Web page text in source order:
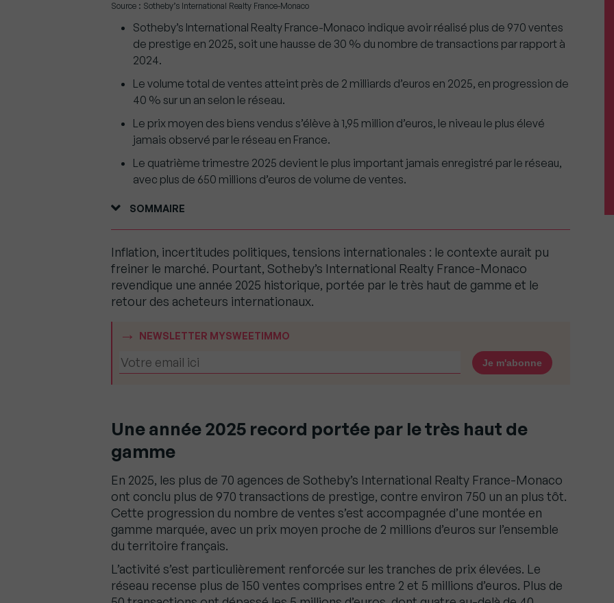
Source : Sotheby’s International Realty France-Monaco
Sotheby’s International Realty France-Monaco indique avoir réalisé plus de 970 ventes
de prestige en 2025, soit une hausse de 30 % du nombre de transactions par rapport à
2024.
Le volume total de ventes atteint près de 2 milliards d’euros en 2025, en progression de
40 % sur un an selon le réseau.
Le prix moyen des biens vendus s’élève à 1,95 million d’euros, le niveau le plus élevé
jamais observé par le réseau en France.
Le quatrième trimestre 2025 devient le plus important jamais enregistré par le réseau,
avec plus de 650 millions d’euros de volume de ventes.
SOMMAIRE
Inflation, incertitudes politiques, tensions internationales : le contexte aurait pu
freiner le marché. Pourtant, Sotheby’s International Realty France-Monaco
revendique une année 2025 historique, portée par le très haut de gamme et le
retour des acheteurs internationaux.
NEWSLETTER MYSWEETIMMO
Une année 2025 record portée par le très haut de
gamme
En 2025, les plus de 70 agences de Sotheby’s International Realty France-Monaco
ont conclu plus de 970 transactions de prestige, contre environ 750 un an plus tôt.
Cette progression du nombre de ventes s’est accompagnée d’une montée en
gamme marquée, avec un prix moyen proche de 2 millions d’euros sur l’ensemble
du territoire français.
L’activité s’est particulièrement renforcée sur les tranches de prix élevées. Le
réseau recense plus de 150 ventes comprises entre 2 et 5 millions d’euros. Plus de